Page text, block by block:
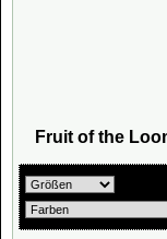
Fruit of the